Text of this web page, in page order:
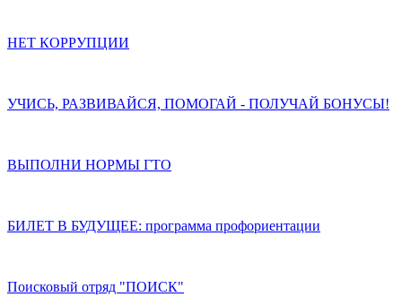
НЕТ КОРРУПЦИИ
УЧИСЬ, РАЗВИВАЙСЯ, ПОМОГАЙ - ПОЛУЧАЙ БОНУСЫ!
ВЫПОЛНИ НОРМЫ ГТО
БИЛЕТ В БУДУЩЕЕ: программа профориентации
Поисковый отряд "ПОИСК"